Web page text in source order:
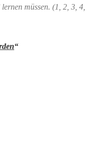
müssen. (1, 2, 3, 4,
“